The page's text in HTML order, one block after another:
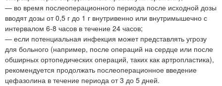
— во время послеоперационного периода после исходной дозы
вводят дозы от 0,5 г до 1 г внутривенно или внутримышечно с
интервалом 6-8 часов в течение 24 часов;
— если потенциальная инфекция может представлять угрозу
для больного (например, после операций на сердце или после
обширных ортопедических операций, таких как артропластика),
рекомендуется продолжать послеоперационное введение
цефазолина в течение периода от 3 до 5 дней.